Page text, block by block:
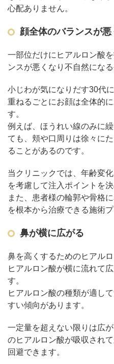
心配ありません。
顔全体のバランスが悪
一部位だけにヒアルロン酸
ンスが悪くなり不自然にな
小じわが気になりだす30代
重ねるごとにお顔は全体的
す。
例えば、ほうれい線のみに
ても、頬や口周りは徐々に
ることがあるのです。
当クリニックでは、年齢変
を考慮して注入ポイントを決
また、患者様の輪郭や骨格
を根本から治療できる施術
鼻が横に広がる
鼻を高くするためのヒアル
ヒアルロン酸が横に流れて
す。
ヒアルロン酸の種類が適し
すい傾向があります。
一定量を超えない限りは広
のヒアルロン酸が吸収され
回避できます。